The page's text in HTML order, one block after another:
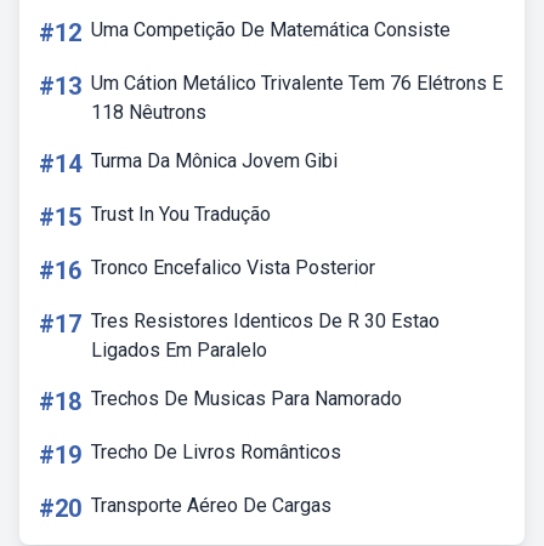
#12 Uma Competição De Matemática Consiste
#13 Um Cátion Metálico Trivalente Tem 76 Elétrons E
118 Nêutrons
#14 Turma Da Mônica Jovem Gibi
#15 Trust In You Tradução
#16 Tronco Encefalico Vista Posterior
#17 Tres Resistores Identicos De R 30 Estao
Ligados Em Paralelo
#18 Trechos De Musicas Para Namorado
#19 Trecho De Livros Românticos
#20 Transporte Aéreo De Cargas